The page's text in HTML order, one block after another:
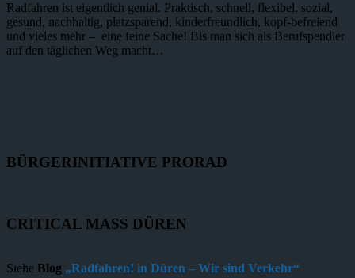
Radfahren ist eigentlich genial. Praktisch, schnell, flexibel, sozial,
gesund, nachhaltig, platzsparend, kinderfreundlich, kopf-befreiend
und vieles mehr – eine feine Sache! Bis man sich als Berufspendler
auf den täglichen Weg macht…
BÜRGERINITIATIVE PRORAD
CRITICAL MASS DÜREN
Siehe Blog „Radfahren! in Düren – Wir sind Verkehr“